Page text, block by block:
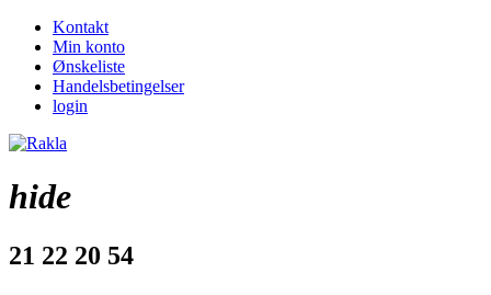
Kontakt
Min konto
Ønskeliste
Handelsbetingelser
login
hide
21 22 20 54